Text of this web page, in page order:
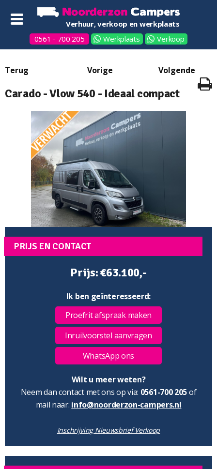
Verhuur, verkoop en werkplaats
0561 - 700 205
Werkplaats Verkoop
Carado - Vlow 540 - Ideaal compact
PRIJS EN CONTACT
Prijs: €63.100,-
Ik ben geïnteresseerd:
Proefrit afspraak maken
Inruilvoorstel aanvragen
WhatsApp ons
Wilt u meer weten?
Neem dan contact met ons op via: 0561-700 205of
mail naar: info@noorderzon-campers.nl
Inschrijving Nieuwsbrief Verkoop